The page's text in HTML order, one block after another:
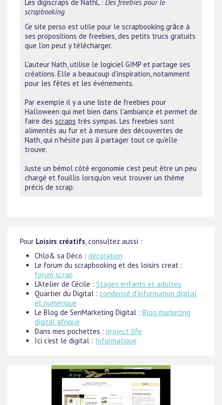
Les digiscraps de NathL: Des freebies pour le
scrapbooking
Ce site perso est utile pour le scrapbooking grâce à
ses propositions de freebies, des petits trucs gratuits
que l'on peut y télécharger.
L'auteur Nath, utilise le logiciel GIMP et partage ses
créations. Elle a beaucoup d'inspiration, notamment
pour les fêtes et les événements.
Par exemple il y a une liste de freebies pour
Halloween qui met bien dans l'ambiance et permet de
faire des scraps très sympas. Les freebies sont
alimentés au fur et à mesure des découvertes de
Nath, qui n'hésite pas à partager tout ce qu'elle
trouve.
Juste un bémol côté ergonomie c'est peut être un peu
chargé et fouillis lorsqu'on veut trouver un thème
précis de scrap.
Pour Loisirs créatifs, consultez aussi :
Chlo& sa Déco : décoration
Le forum du scrapbooking et des loisirs creat :
forum scrap
L'Atelier de Cécile : Stages enfants et adultes
Quartier du Digital : condensé d'information digital
et numérique
Le Blog de SenMarketing Digital : Blog marketing
digital afrique
Dans mes pochettes : project life
Ici c'est le digital : Informatique